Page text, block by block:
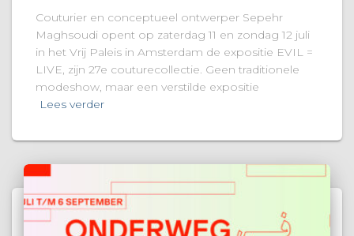
Couturier en conceptueel ontwerper Sepehr
Maghsoudi opent op zaterdag 11 en zondag 12 juli
in het Vrij Paleis in Amsterdam de expositie EVIL =
LIVE, zijn 27e couturecollectie. Geen traditionele
modeshow, maar een verstilde expositie
Lees verder